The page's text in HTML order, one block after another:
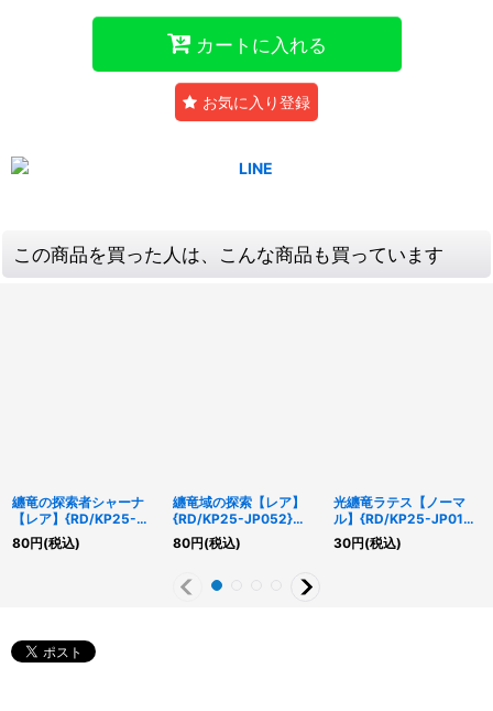
カートに入れる
お気に入り登録
この商品を買った人は、こんな商品も買っています
纏竜の探索者シャーナ
【レア】{RD/KP25-
JP017}《RDモンスタ
ー》
80円(税込)
纏竜域の探索【レア】
{RD/KP25-JP052}
《RD魔法》
80円(税込)
光纏竜ラテス【ノーマ
ル】{RD/KP25-JP015}
《RDモンスター》
30円(税込)